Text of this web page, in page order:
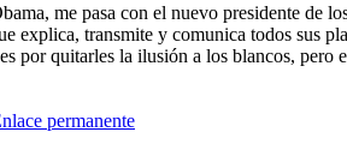
me pasa con el nuevo presidente de
explica, transmite y comunica todos sus
por quitarles la ilusión a los blancos, pero
permanente